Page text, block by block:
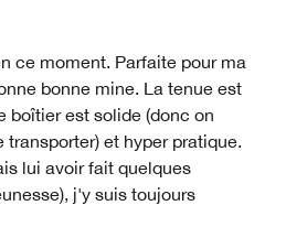
ce moment. Parfaite pour ma
bonne mine. La tenue est
boîtier est solide (donc on
et hyper pratique.
lui avoir fait quelques
j'y suis toujours